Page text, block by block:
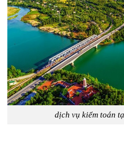
dịch vụ kiểm toán